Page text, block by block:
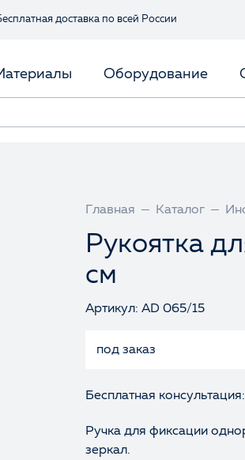
доставка по всей России
Оборудование
Главная Каталог
Рукоятка
см
Артикул: AD 065/15
под заказ
Бесплатная консультация:
Ручка для фиксации
зеркал.